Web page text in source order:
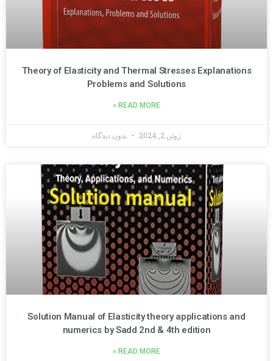
Theory of Elasticity and Thermal Stresses Explanations
Problems and Solutions
READ MORE »
ژوئن 2, 2024 بدون دیدگاه
Solution Manual of Elasticity theory applications and
numerics by Sadd 2nd & 4th edition
READ MORE »